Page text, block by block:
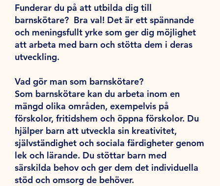
Funderar du på att utbilda dig till
barnskötare? Bra val! Det är ett spännande
och meningsfullt yrke som ger dig möjlighet
att arbeta med barn och stötta dem i deras
utveckling.
Vad gör man som barnskötare?
Som barnskötare kan du arbeta inom en
mängd olika områden, exempelvis på
förskolor, fritidshem och öppna förskolor. Du
hjälper barn att utveckla sin kreativitet,
självständighet och sociala färdigheter genom
lek och lärande. Du stöttar barn med
särskilda behov och ger dem det individuella
stöd och omsorg de behöver.